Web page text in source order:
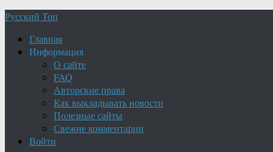
Русский Топ
Главная
Информация
О сайте
FAQ
Авторские права
Как выкладывать новости
Полезные сайты
Свежие комментарии
Войти